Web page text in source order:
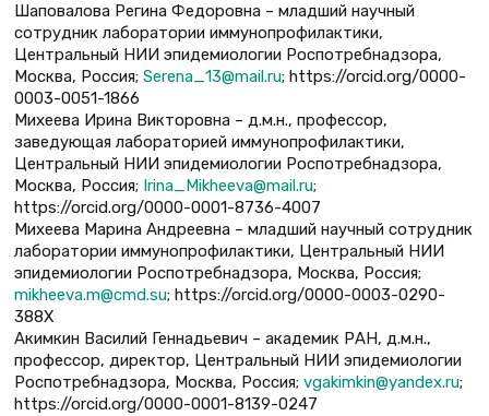
Шаповалова Регина Федоровна – младший научный
сотрудник лаборатории иммунопрофилактики,
Центральный НИИ эпидемиологии Роспотребнадзора,
Москва, Россия; Serena_13@mail.ru; https://orcid.org/0000-
0003-0051-1866
Михеева Ирина Викторовна – д.м.н., профессор,
заведующая лабораторией иммунопрофилактики,
Центральный НИИ эпидемиологии Роспотребнадзора,
Москва, Россия; Irina_Mikheeva@mail.ru;
https://orcid.org/0000-0001-8736-4007
Михеева Марина Андреевна – младший научный сотрудник
лаборатории иммунопрофилактики, Центральный НИИ
эпидемиологии Роспотребнадзора, Москва, Россия;
mikheeva.m@cmd.su; https://orcid.org/0000-0003-0290-
388X
Акимкин Василий Геннадьевич – академик РАН, д.м.н.,
профессор, директор, Центральный НИИ эпидемиологии
Роспотребнадзора, Москва, Россия; vgakimkin@yandex.ru;
https://orcid.org/0000-0001-8139-0247